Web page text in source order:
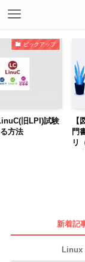
ピックアップ
旧LPI)試験
方法
門
リ
新着記
Linux